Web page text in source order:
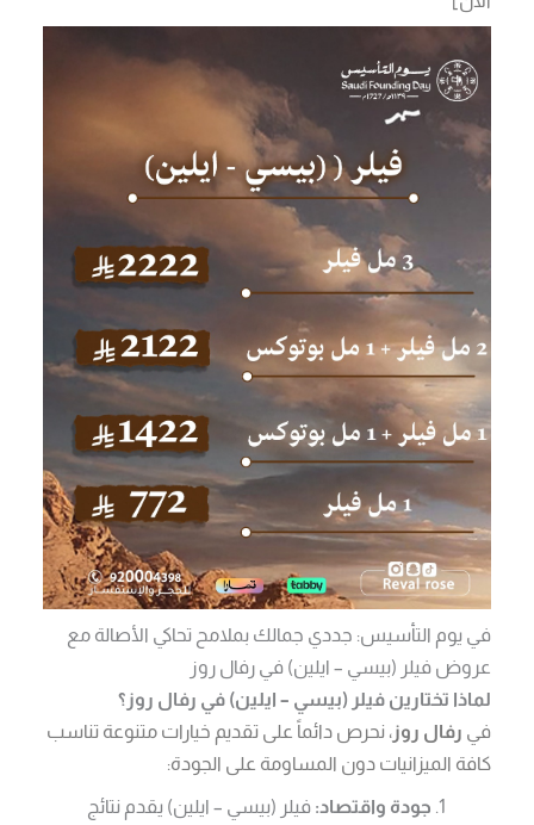
في يوم التأسيس: جددي جمالك بملامح تحاكي الأصالة مع
عروض فيلر (بيسي – ايلين) في رفال روز
لماذا تختارين فيلر (بيسي – ايلين) في رفال روز؟
في رفال روز، نحرص دائماً على تقديم خيارات متنوعة تناسب
كافة الميزانيات دون المساومة على الجودة:
جودة واقتصاد: فيلر (بيسي – ايلين) يقدم نتائج